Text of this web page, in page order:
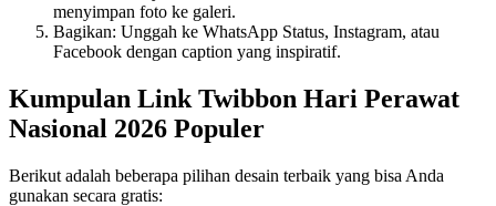
menyimpan foto ke galeri.
Bagikan: Unggah ke WhatsApp Status, Instagram, atau
Facebook dengan caption yang inspiratif.
Kumpulan Link Twibbon Hari Perawat
Nasional 2026 Populer
Berikut adalah beberapa pilihan desain terbaik yang bisa Anda
gunakan secara gratis: